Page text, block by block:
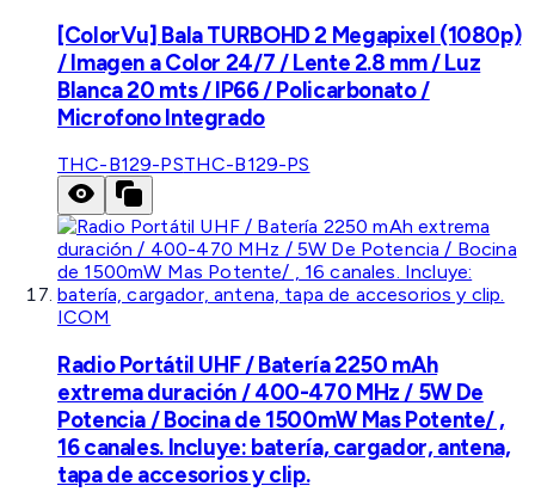
[ColorVu] Bala TURBOHD 2 Megapixel (1080p)
/ Imagen a Color 24/7 / Lente 2.8 mm / Luz
Blanca 20 mts / IP66 / Policarbonato /
Microfono Integrado
THC-B129-PSTHC-B129-PS
ICOM
Radio Portátil UHF / Batería 2250 mAh
extrema duración / 400-470 MHz / 5W De
Potencia / Bocina de 1500mW Mas Potente/ ,
16 canales. Incluye: batería, cargador, antena,
tapa de accesorios y clip.